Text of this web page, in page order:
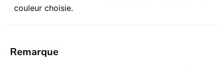
couleur choisie.
Remarque